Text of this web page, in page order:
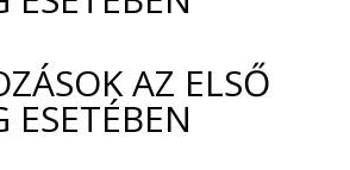
AZ ELSŐ
ESETÉBEN